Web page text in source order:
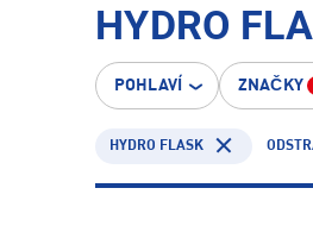
HYDRO
POHLAVÍ ZNAČKY
HYDRO FLASK